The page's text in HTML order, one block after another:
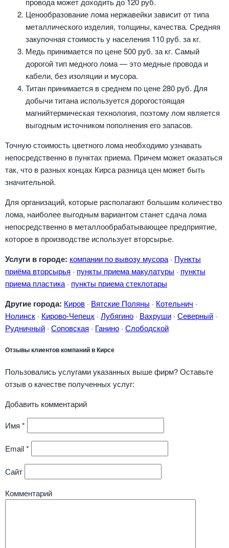
Ценообразование лома нержавейки зависит от типа
металлического изделия, толщины, качества. Средняя
закупочная стоимость у населения 110 руб. за кг.
Медь принимается по цене 500 руб. за кг. Самый
дорогой тип медного лома — это медные провода и
кабели, без изоляции и мусора.
Титан принимается в среднем по цене 280 руб. Для
добычи титана используется дорогостоящая
магнийтермическая технология, поэтому лом является
выгодным источником пополнения его запасов.
Точную стоимость цветного лома необходимо узнавать
непосредственно в пунктах приема. Причем может оказаться
так, что в разных концах Кирса разница цен может быть
значительной.
Для организаций, которые располагают большим количество
лома, наиболее выгодным вариантом станет сдача лома
непосредственно в металлообрабатывающее предприятие,
которое в производстве использует вторсырье.
Услуги в городе: компании по вывозу мусора · Пункты
приёма вторсырья · пункты приема макулатуры · пункты
приема пластика · пункты приема стеклотары
Другие города: Киров · Вятские Поляны · Котельнич ·
Нолинск · Кирово-Чепецк · Лубягино · Вахруши · Северный ·
Рудничный · Соповская · Ганино · Слободской
Отзывы клиентов компаний в Кирсе
Пользовались услугами указанных выше фирм? Оставьте
отзыв о качестве полученных услуг:
Добавить комментарий
Имя *
Email*
Сайт
Комментарий